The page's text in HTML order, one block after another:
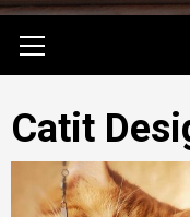
Menu
Catit